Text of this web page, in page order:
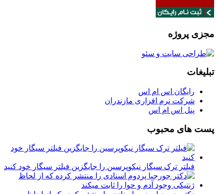
مجزی پروژه
تبلیغات
رایگان اس ام اس
شرکت نرم افزاری مازندران
پنل اس ام اس
پست های محبوب
فیلتر ترک سیگار نیکوپرسین را جایگزین فیلتر سیگار خود کنید